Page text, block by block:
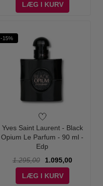
LÆG I KURV
-15%
Yves Saint Laurent - Black
Opium Le Parfum - 90 ml -
Edp
1.295,00
1.095,00
LÆG I KURV